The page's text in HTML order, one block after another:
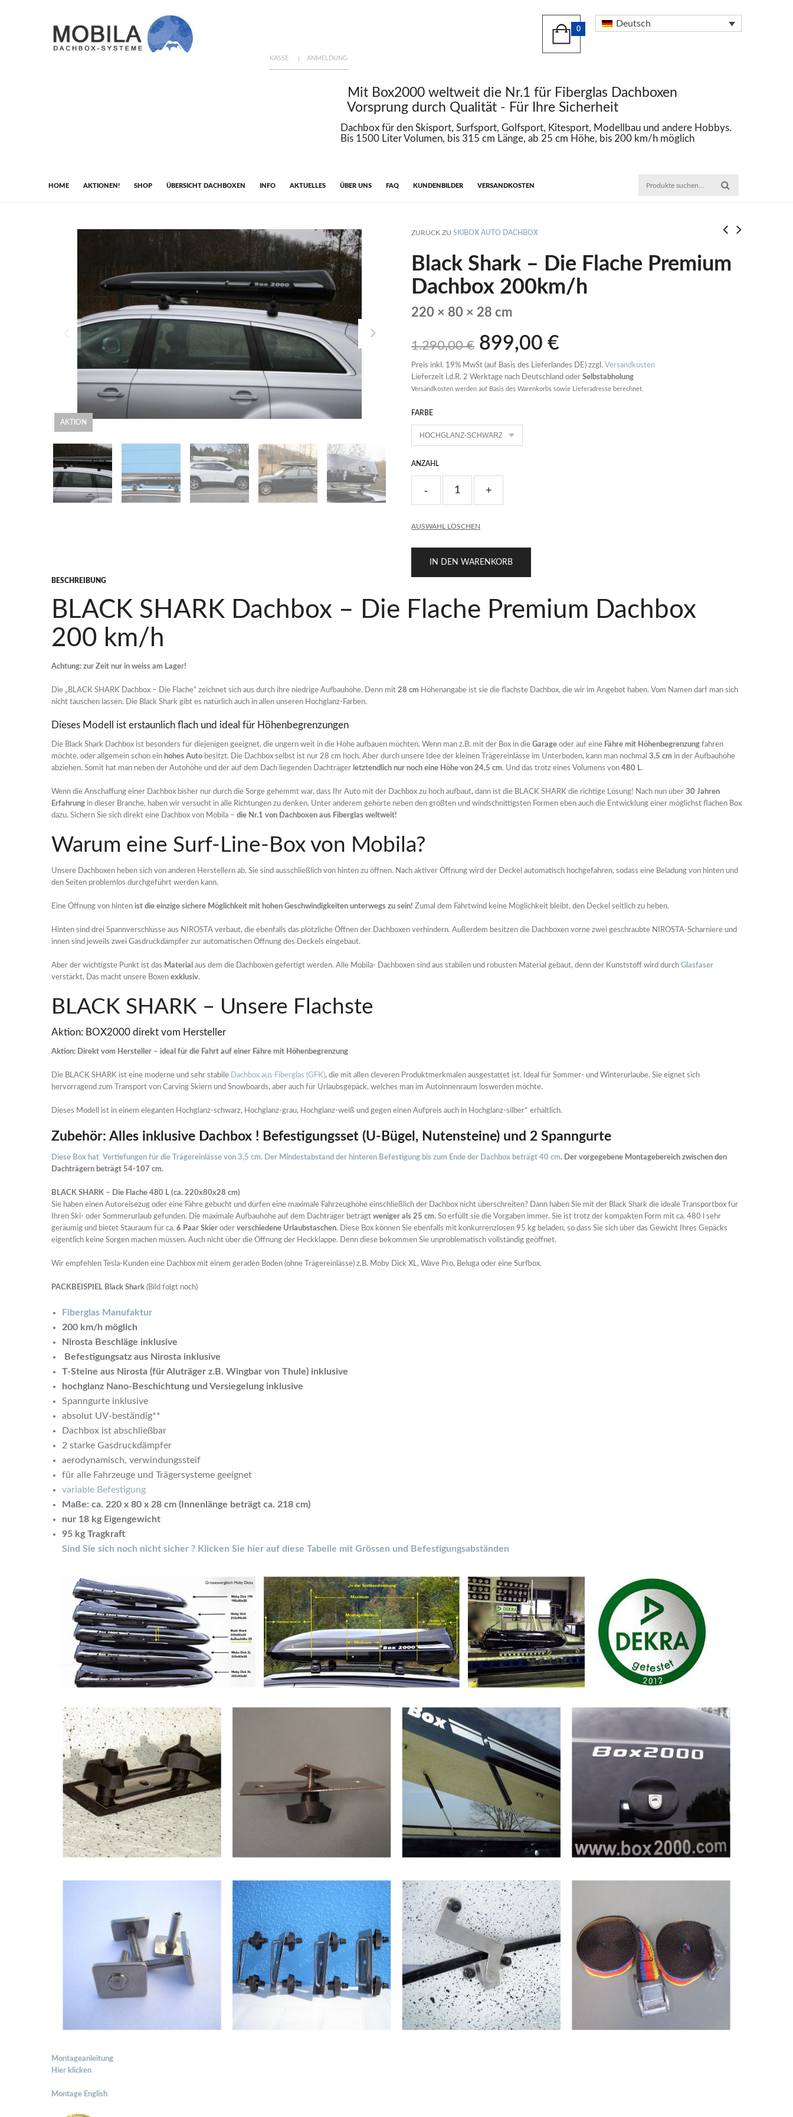
Deutsch
0
KASSE ANMELDUNG
Mit Box2000 weltweit die Nr.1 für Fiberglas Dachboxen
Vorsprung durch Qualität - Für Ihre Sicherheit
Dachbox für den Skisport, Surfsport, Golfsport, Kitesport, Modellbau und andere Hobbys.
Bis 1500 Liter Volumen, bis 315 cm Länge, ab 25 cm Höhe, bis 200 km/h möglich
HOME AKTIONEN! SHOP ÜBERSICHT DACHBOXEN INFO AKTUELLES ÜBER UNS FAQ KUNDENBILDER VERSANDKOSTEN
AKTION
ZURÜCK ZU SKIBOX AUTO DACHBOX
Black Shark – Die Flache Premium
Dachbox 200km/h
220 × 80 × 28 cm
1.290,00€ 899,00 €
Preis inkl. 19% MwSt (auf Basis des Lieferlandes DE) zzgl. Versandkosten
Lieferzeit i.d.R. 2 Werktage nach Deutschland oder Selbstabholung
Versandkosten werden auf Basis des Warenkorbs sowie Lieferadresse berechnet.
FARBE
ANZAHL
AUSWAHL LÖSCHEN
IN DEN WARENKORB
BESCHREIBUNG
BLACK SHARK Dachbox – Die Flache Premium Dachbox
200 km/h
Achtung: zur Zeit nur in weiss am Lager!
Die „BLACK SHARK Dachbox – Die Flache“ zeichnet sich aus durch ihre niedrige Aufbauhöhe. Denn mit 28 cm Höhenangabe ist sie die flachste Dachbox, die wir im Angebot haben. Vom Namen darf man sich
nicht täuschen lassen. Die Black Shark gibt es natürlich auch in allen unseren Hochglanz-Farben.
Dieses Modell ist erstaunlich flach und ideal für Höhenbegrenzungen
Die Black Shark Dachbox ist besonders für diejenigen geeignet, die ungern weit in die Höhe aufbauen möchten. Wenn man z.B. mit der Box in die Garage oder auf eine Fähre mit Höhenbegrenzung fahren
möchte, oder allgemein schon ein hohes Auto besitzt. Die Dachbox selbst ist nur 28 cm hoch. Aber durch unsere Idee der kleinen Trägereinlässe im Unterboden, kann man nochmal 3,5 cm in der Aufbauhöhe
abziehen. Somit hat man neben der Autohöhe und der auf dem Dach liegenden Dachträger letztendlich nur noch eine Höhe von 24,5 cm. Und das trotz eines Volumens von 480 L.
Wenn die Anschaffung einer Dachbox bisher nur durch die Sorge gehemmt war, dass Ihr Auto mit der Dachbox zu hoch aufbaut, dann ist die BLACK SHARK die richtige Lösung! Nach nun über 30 Jahren
Erfahrung in dieser Branche, haben wir versucht in alle Richtungen zu denken. Unter anderem gehörte neben den größten und windschnittigsten Formen eben auch die Entwicklung einer möglichst flachen Box
dazu. Sichern Sie sich direkt eine Dachbox von Mobila – die Nr.1 von Dachboxen aus Fiberglas weltweit!
Warum eine Surf-Line-Box von Mobila?
Unsere Dachboxen heben sich von anderen Herstellern ab. Sie sind ausschließlich von hinten zu öffnen. Nach aktiver Öffnung wird der Deckel automatisch hochgefahren, sodass eine Beladung von hinten und
den Seiten problemlos durchgeführt werden kann.
Eine Öffnung von hinten ist die einzige sichere Möglichkeit mit hohen Geschwindigkeiten unterwegs zu sein! Zumal dem Fahrtwind keine Möglichkeit bleibt, den Deckel seitlich zu heben.
Hinten sind drei Spannverschlüsse aus NIROSTA verbaut, die ebenfalls das plötzliche Öffnen der Dachboxen verhindern. Außerdem besitzen die Dachboxen vorne zwei geschraubte NIROSTA-Scharniere und
innen sind jeweils zwei Gasdruckdämpfer zur automatischen Öffnung des Deckels eingebaut.
Aber der wichtigste Punkt ist das Material aus dem die Dachboxen gefertigt werden. Alle Mobila- Dachboxen sind aus stabilen und robusten Material gebaut, denn der Kunststoff wird durch Glasfaser
verstärkt. Das macht unsere Boxen exklusiv.
BLACK SHARK – Unsere Flachste
Aktion: BOX2000 direkt vom Hersteller
Aktion: Direkt vom Hersteller – ideal für die Fahrt auf einer Fähre mit Höhenbegrenzung
Die BLACK SHARK ist eine moderne und sehr stabile Dachbox aus Fiberglas (GFK), die mit allen cleveren Produktmerkmalen ausgestattet ist. Ideal für Sommer- und Winterurlaube. Sie eignet sich
hervorragend zum Transport von Carving Skiern und Snowboards, aber auch für Urlaubsgepäck, welches man im Autoinnenraum loswerden möchte.
Dieses Modell ist in einem eleganten Hochglanz-schwarz, Hochglanz-grau, Hochglanz-weiß und gegen einen Aufpreis auch in Hochglanz-silber* erhältlich.
Zubehör: Alles inklusive Dachbox ! Befestigungsset (U-Bügel, Nutensteine) und 2 Spanngurte
Diese Box hat Vertiefungen für die Trägereinlässe von 3,5 cm. Der Mindestabstand der hinteren Befestigung bis zum Ende der Dachbox beträgt 40 cm. Der vorgegebene Montagebereich zwischen den
Dachträgern beträgt 54-107 cm.
BLACK SHARK – Die Flache 480 L (ca. 220x80x28 cm)
Sie haben einen Autoreisezug oder eine Fähre gebucht und dürfen eine maximale Fahrzeughöhe einschließlich der Dachbox nicht überschreiten? Dann haben Sie mit der Black Shark die ideale Transportbox für
Ihren Ski- oder Sommerurlaub gefunden. Die maximale Aufbauhöhe auf dem Dachträger beträgt weniger als 25 cm. So erfüllt sie die Vorgaben immer. Sie ist trotz der kompakten Form mit ca. 480 l sehr
geräumig und bietet Stauraum für ca. 6 Paar Skier oder verschiedene Urlaubstaschen. Diese Box können Sie ebenfalls mit konkurrenzlosen 95 kg beladen, so dass Sie sich über das Gewicht Ihres Gepäcks
eigentlich keine Sorgen machen müssen. Auch nicht über die Öffnung der Heckklappe. Denn diese bekommen Sie unproblematisch vollständig geöffnet.
Wir empfehlen Tesla-Kunden eine Dachbox mit einem geraden Boden (ohne Trägereinlässe) z.B. Moby Dick XL, Wave Pro, Beluga oder eine Surfbox.
PACKBEISPIEL Black Shark (Bild folgt noch)
Fiberglas Manufaktur
200 km/h möglich
Nirosta Beschläge inklusive
Befestigungsatz aus Nirosta inklusive
T-Steine aus Nirosta (für Aluträger z.B. Wingbar von Thule) inklusive
hochglanz Nano-Beschichtung und Versiegelung inklusive
Spanngurte inklusive
absolut UV-beständig**
Dachbox ist abschließbar
2 starke Gasdruckdämpfer
aerodynamisch, verwindungssteif
für alle Fahrzeuge und Trägersysteme geeignet
variable Befestigung
Maße: ca. 220 x 80 x 28 cm (Innenlänge beträgt ca. 218 cm)
nur 18 kg Eigengewicht
95 kg Tragkraft
Sind Sie sich noch nicht sicher ? Klicken Sie hier auf diese Tabelle mit Grössen und Befestigungsabständen
Montageanleitung
Hier klicken
Montage English